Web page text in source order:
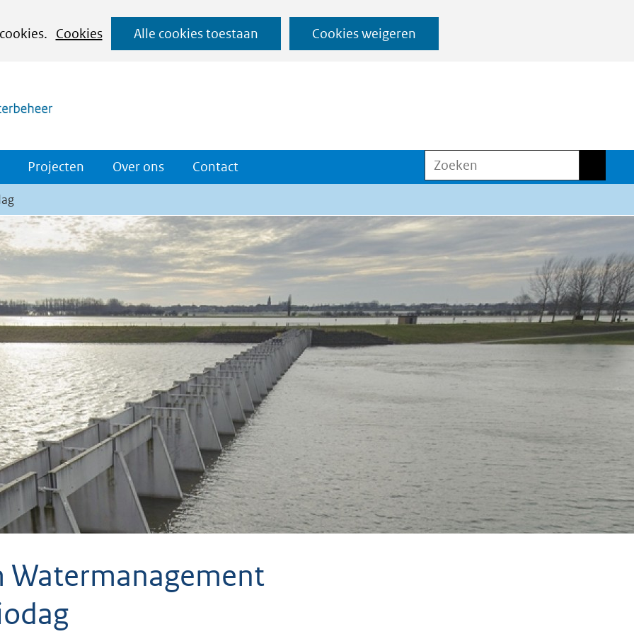
Cookies
Alle cookies toestaan Cookies weigeren
Ga
naar
Projecten Over ons Contact Zoeken
Watermanagement